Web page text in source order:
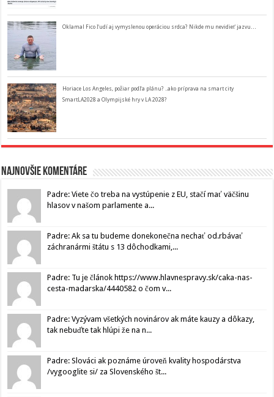
Oklamal Fico ľudí aj vymyslenou operáciou srdca? Nikde mu nevidieť jazvu…
Horiace Los Angeles, požiar podľa plánu? ..ako príprava na smart city
SmartLA2028 a Olympijské hry v LA 2028?
Najnovšie komentáre
Padre: Viete čo treba na vystúpenie z EU, stačí mať väčšinu
hlasov v našom parlamente a...
Padre: Ak sa tu budeme donekonečna nechať od.rbávať
záchranármi štátu s 13 dôchodkami,...
Padre: Tu je článok https://www.hlavnespravy.sk/caka-nas-
cesta-madarska/4440582 o čom v...
Padre: Vyzývam všetkých novinárov ak máte kauzy a dôkazy,
tak nebuďte tak hlúpi že na n...
Padre: Slováci ak poznáme úroveň kvality hospodárstva
/vygooglite si/ za Slovenského št...